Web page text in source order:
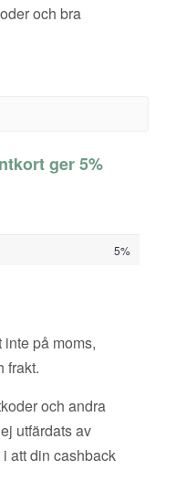
och bra
ger 5%
5%
på moms,
frakt.
och andra
utfärdats av
att din cashback